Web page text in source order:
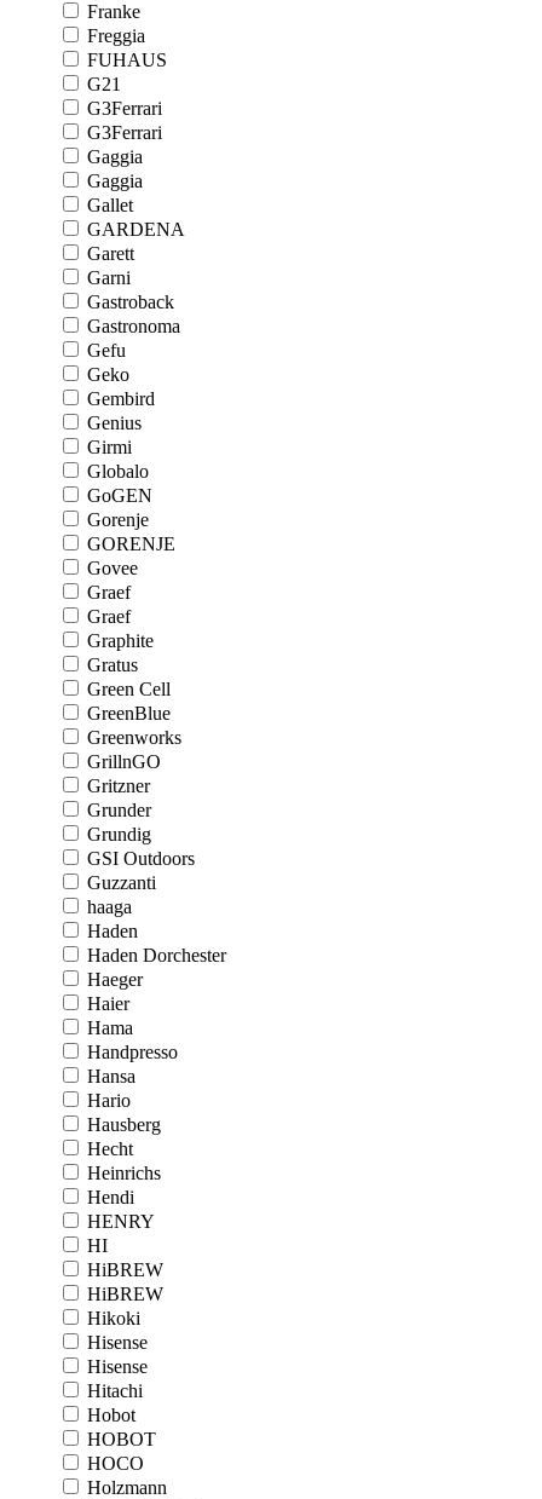
Franke
Freggia
FUHAUS
G21
G3Ferrari
G3Ferrari
Gaggia
Gaggia
Gallet
GARDENA
Garett
Garni
Gastroback
Gastronoma
Gefu
Geko
Gembird
Genius
Girmi
Globalo
GoGEN
Gorenje
GORENJE
Govee
Graef
Graef
Graphite
Gratus
Green Cell
GreenBlue
Greenworks
GrillnGO
Gritzner
Grunder
Grundig
GSI Outdoors
Guzzanti
haaga
Haden
Haden Dorchester
Haeger
Haier
Hama
Handpresso
Hansa
Hario
Hausberg
Hecht
Heinrichs
Hendi
HENRY
HI
HiBREW
HiBREW
Hikoki
Hisense
Hisense
Hitachi
Hobot
HOBOT
HOCO
Holzmann